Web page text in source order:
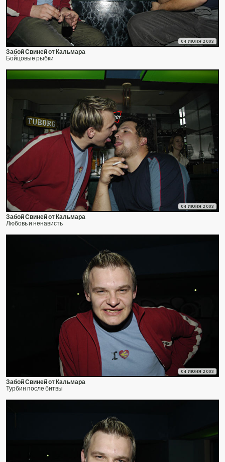
04 ИЮНЯ 2003
Забой Свиней от Кальмара
Бойцовые рыбки
04 ИЮНЯ 2003
Забой Свиней от Кальмара
Любовь и ненависть
04 ИЮНЯ 2003
Забой Свиней от Кальмара
Турбин после битвы